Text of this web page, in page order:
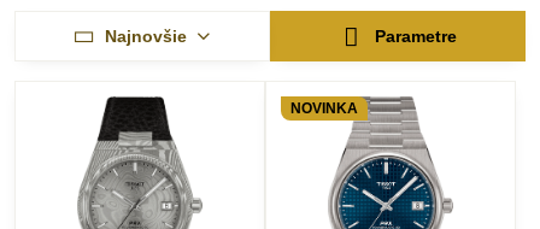
Najnovšie Parametre
NOVINKA